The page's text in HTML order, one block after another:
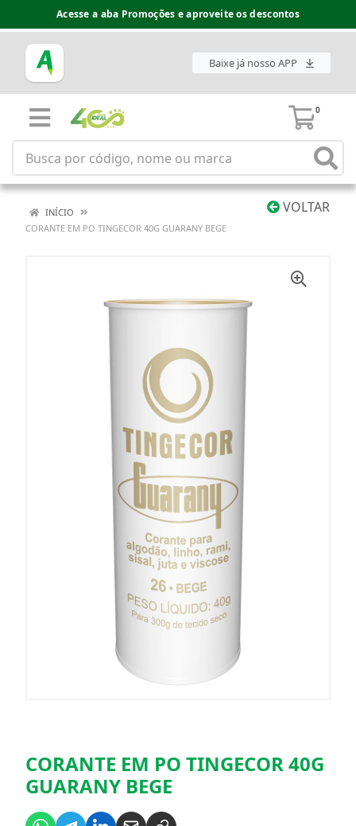
Acesse a aba Promoções e aproveite os descontos
Baixe já nosso APP
0
VOLTAR
INÍCIO
CORANTE EM PO TINGECOR 40G GUARANY BEGE
CORANTE EM PO TINGECOR 40G
GUARANY BEGE